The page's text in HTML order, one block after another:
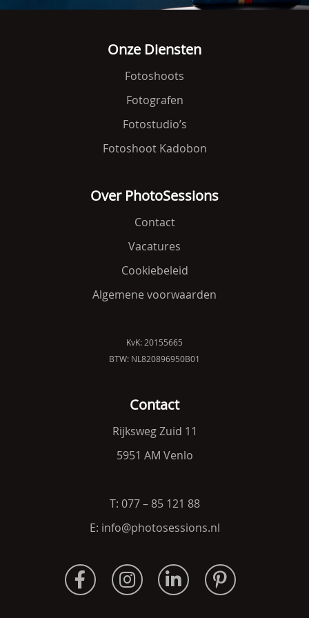
Onze Diensten
Fotoshoots
Fotografen
Fotostudio’s
Fotoshoot Kadobon
Over PhotoSessions
Contact
Vacatures
Cookiebeleid
Algemene voorwaarden
KvK: 20155665
BTW: NL820896950B01
Contact
Rijksweg Zuid 11
5951 AM Venlo
T: 077 – 85 121 88
E: info@photosessions.nl